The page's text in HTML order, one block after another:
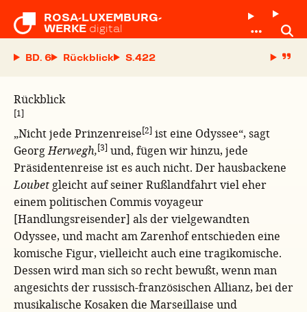
ROSA-LUXEMBURG-
WERKE digital
BD. 6 Rückblick S.
Rückblick
[1]
„Nicht jede Prinzenreise[2] ist eine Odyssee“, sagt
Georg Herwegh,[3] und, fügen wir hinzu, jede
Präsidentenreise ist es auch nicht. Der hausbackene
Loubet gleicht auf seiner Rußlandfahrt viel eher
einem politischen Commis voyageur
[Handlungsreisender] als der vielgewandten
Odyssee, und macht am Zarenhof entschieden eine
komische Figur, vielleicht auch eine tragikomische.
Dessen wird man sich so recht bewußt, wenn man
angesichts der russisch-französischen Allianz, bei der
musikalische Kosaken die Marseillaise und